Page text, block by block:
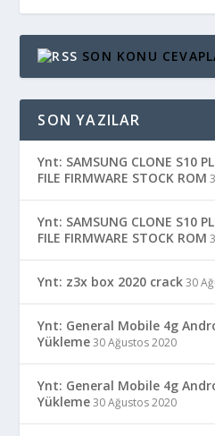
SON KONU
SON YAZILAR
Ynt: SAMSUNG CLONE S10
FILE FIRMWARE STOCK ROM
Ynt: SAMSUNG CLONE S10
FILE FIRMWARE STOCK ROM
Ynt: z3x box 2020 crack 30
Ynt: General Mobile 4g
Yükleme 30 Ağustos 2020
Ynt: General Mobile 4g
Yükleme 30 Ağustos 2020